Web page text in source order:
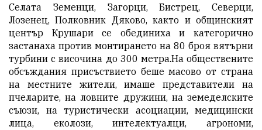
Селата Земенци, Загорци, Бистрец, Северци,
Лозенец, Полковник Дяково, както и общинският
център Крушари се обединиха и категорично
застанаха против монтирането на 80 броя вятърни
турбини с височина до 300 метра.На обществените
обсъждания присъствието беше масово от страна
на местните жители, имаше представители на
пчеларите, на ловните дружини, на земеделските
съюзи, на туристически асоциации, медицински
лица, еколози, интелектуалци, агрономи,